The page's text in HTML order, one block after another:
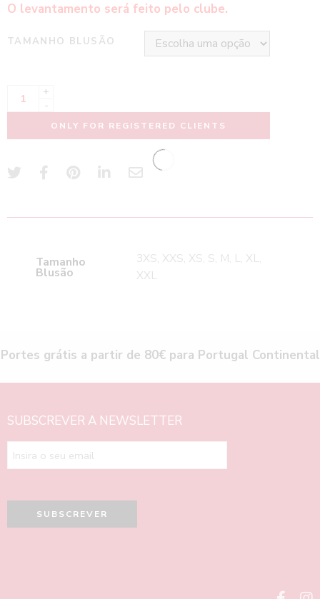
O levantamento será feito pelo clube.
TAMANHO BLUSÃO
+
-
ONLY FOR REGISTERED CLIENTS
Tamanho
Blusão
3XS, XXS, XS, S, M, L, XL,
XXL
Portes grátis a partir de 80€ para Portugal Continental
SUBSCREVER A NEWSLETTER